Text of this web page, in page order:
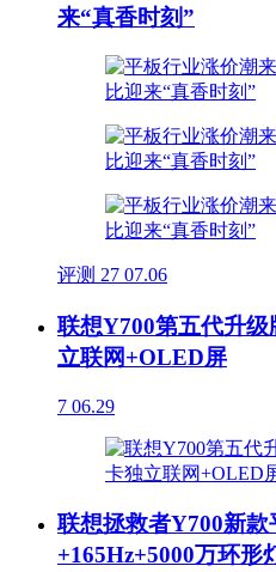
来“真香时刻”
评测 27 07.06
联想Y700第五代升
立联网+OLED屏
7 06.29
联想拯救者Y700新
+165Hz+5000万环形